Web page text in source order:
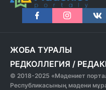
ЖОБА ТУРАЛЫ
РЕДКОЛЛЕГИЯ /
© 2018-2025 «Мәдениет
Республикасының мәдени